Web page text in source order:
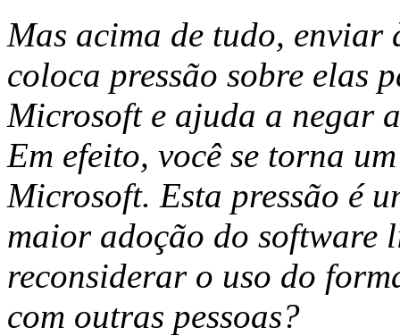
Mas acima de tudo, enviar
coloca pressão sobre elas
Microsoft e ajuda a negar
Em efeito, você se torna
Microsoft. Esta pressão é
maior adoção do software
reconsiderar o uso do
com outras pessoas?